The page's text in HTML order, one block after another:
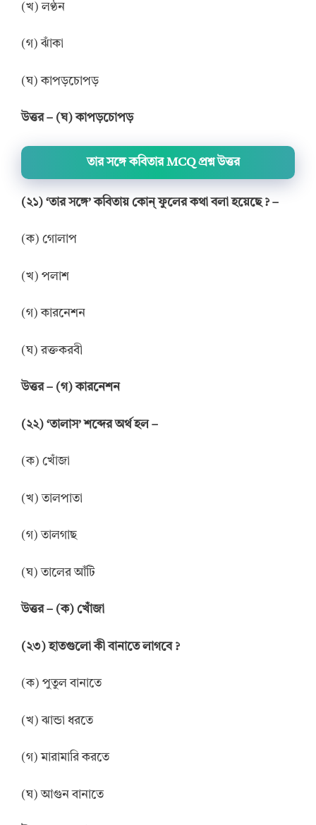
(খ) লণ্ঠন
(গ) ঝাঁকা
(ঘ) কাপড়চোপড়
উত্তর – (ঘ) কাপড়চোপড়
তার সঙ্গে কবিতার MCQ প্রশ্ন উত্তর
(২১) ‘তার সঙ্গে’ কবিতায় কোন্ ফুলের কথা বলা হয়েছে ? –
(ক) গোলাপ
(খ) পলাশ
(গ) কারনেশন
(ঘ) রক্তকরবী
উত্তর – (গ) কারনেশন
(২২) ‘তালাস’ শব্দের অর্থহল–
(ক) খোঁজা
(খ) তালপাতা
(গ) তালগাছ
(ঘ) তালের আঁটি
উত্তর – (ক) খোঁজা
(২৩) হাতগুলো কী বানাতে লাগবে ?
(ক) পুতুল বানাতে
(খ) ঝান্ডা ধরতে
(গ) মারামারি করতে
(ঘ) আগুন বানাতে